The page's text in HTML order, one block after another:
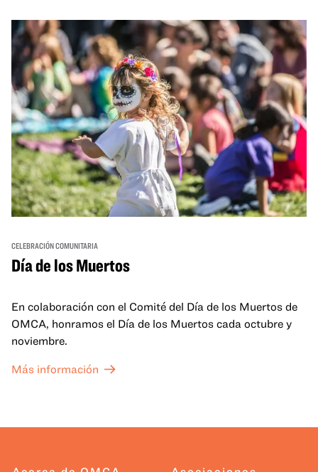
move, make, and connect in celebration of Black culture.
CELEBRACIÓN COMUNITARIA
Día de los Muertos
En colaboración con el Comité del Día de los Muertos de
OMCA, honramos el Día de los Muertos cada octubre y
noviembre.
Más información